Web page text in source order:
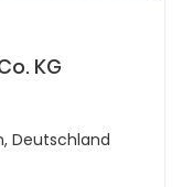
KG
Deutschland